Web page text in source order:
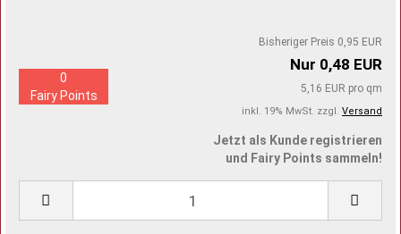
Bisheriger Preis 0,95 EUR
Nur 0,48 EUR
5,16 EUR pro qm
inkl. 19% MwSt. zzgl. Versand
0
Fairy Points
Jetzt als Kunde registrieren
und Fairy Points sammeln!